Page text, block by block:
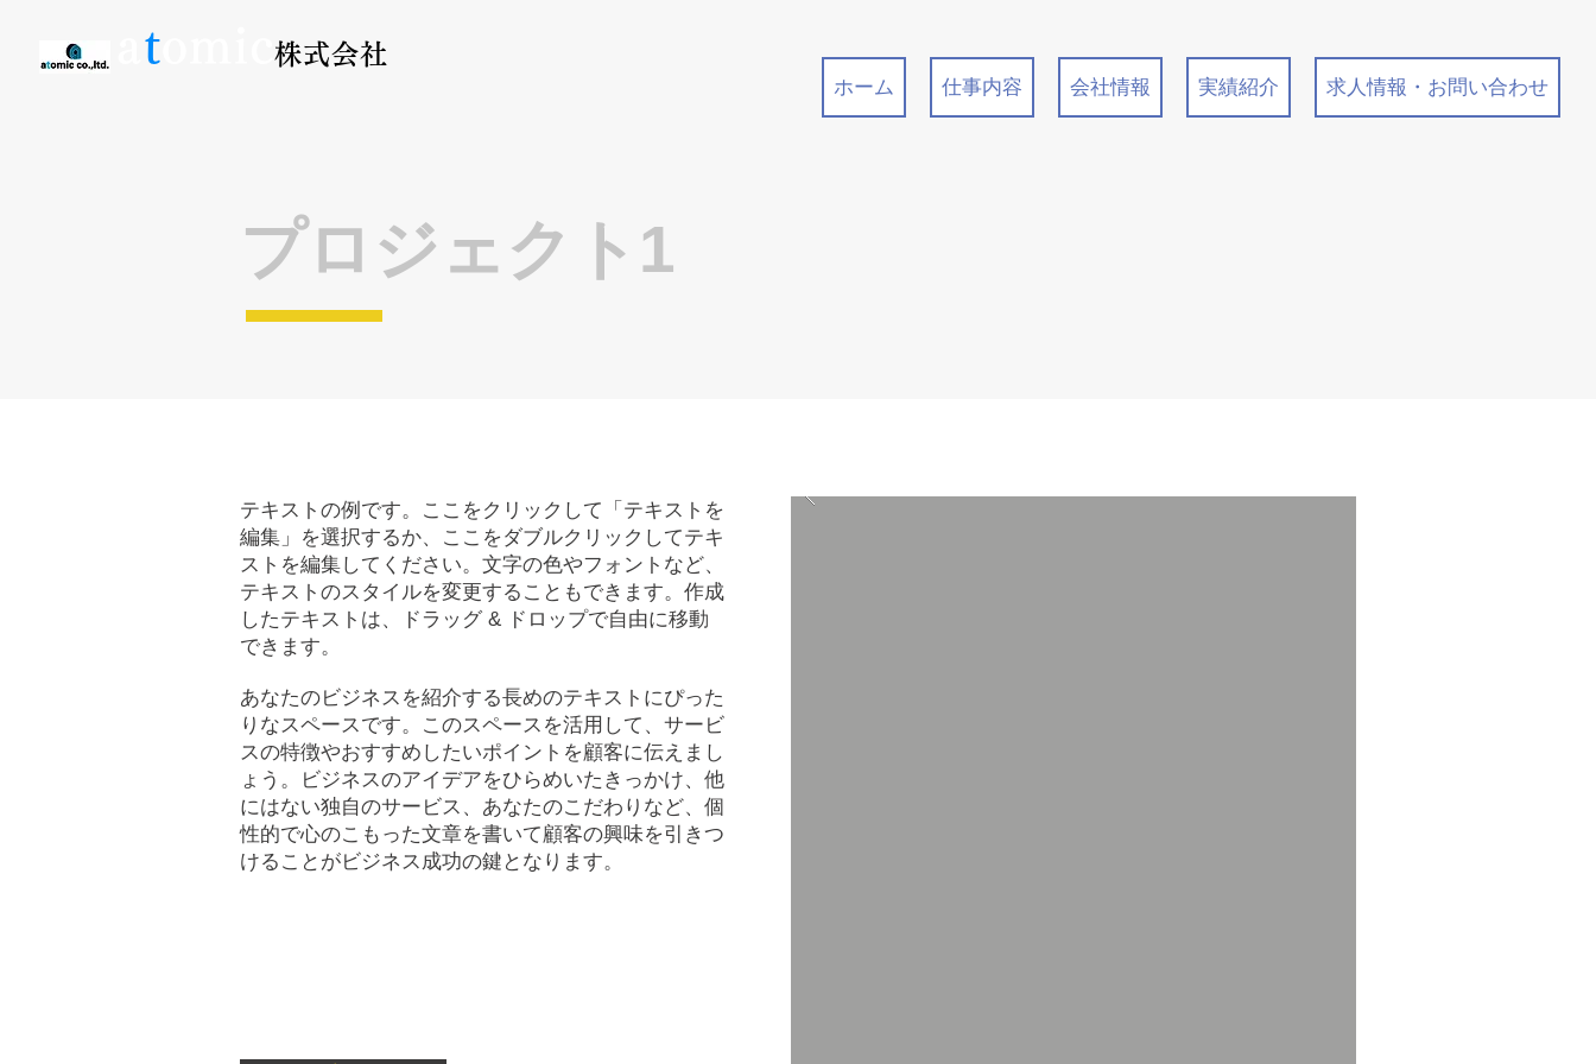
t 株式会社
ホーム 仕事内容 会社情報 実績紹介 求人情報・お問い合わせ
プロジェクト1
テキストの例です。ここをクリックして「テキストを
編集」を選択するか、ここをダブルクリックしてテキ
ストを編集してください。文字の色やフォントなど、
テキストのスタイルを変更することもできます。作成
したテキストは、ドラッグ & ドロップで自由に移動
できます。
あなたのビジネスを紹介する長めのテキストにぴった
りなスペースです。このスペースを活用して、サービ
スの特徴やおすすめしたいポイントを顧客に伝えまし
ょう。ビジネスのアイデアをひらめいたきっかけ、他
にはない独自のサービス、あなたのこだわりなど、個
性的で心のこもった文章を書いて顧客の興味を引きつ
けることがビジネス成功の鍵となります。